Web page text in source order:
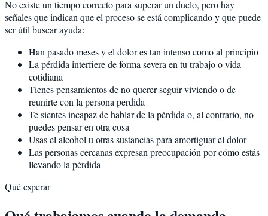
No existe un tiempo correcto para superar un duelo, pero hay
señales que indican que el proceso se está complicando y que puede
ser útil buscar ayuda:
Han pasado meses y el dolor es tan intenso como al principio
La pérdida interfiere de forma severa en tu trabajo o vida
cotidiana
Tienes pensamientos de no querer seguir viviendo o de
reunirte con la persona perdida
Te sientes incapaz de hablar de la pérdida o, al contrario, no
puedes pensar en otra cosa
Usas el alcohol u otras sustancias para amortiguar el dolor
Las personas cercanas expresan preocupación por cómo estás
llevando la pérdida
Qué esperar